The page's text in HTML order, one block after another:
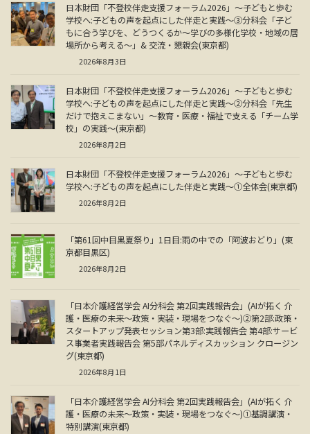
日本財団「不登校伴走支援フォーラム2026」～子どもと歩む
学校へ:子どもの声を起点にした伴走と実践～③分科会「子ど
もに合う学びを、どうつくるか～学びの多様化学校・地域の居
場所から考える～」& 交流・懇親会(東京都)
2026年8月3日
日本財団「不登校伴走支援フォーラム2026」～子どもと歩む
学校へ:子どもの声を起点にした伴走と実践～②分科会「先生
だけで抱えこまない」～教育・医療・福祉で支える「チーム学
校」の実践～(東京都)
2026年8月2日
日本財団「不登校伴走支援フォーラム2026」～子どもと歩む
学校へ:子どもの声を起点にした伴走と実践～①全体会(東京都)
2026年8月2日
「第61回中目黒夏祭り」1日目:雨の中での「阿波おどり」(東
京都目黒区)
2026年8月2日
「日本介護経営学会 AI分科会 第2回実践報告会」(AIが拓く 介
護・医療の未来～政策・実装・現場をつなぐ～)②第2部:政策・
スタートアップ発表セッション第3部:実践報告会 第4部:サービ
ス事業者実践報告会 第5部パネルディスカッション クロージン
グ(東京都)
2026年8月1日
「日本介護経営学会 AI分科会 第2回実践報告会」(AIが拓く 介
護・医療の未来～政策・実装・現場をつなぐ～)①基調講演・
特別講演(東京都)